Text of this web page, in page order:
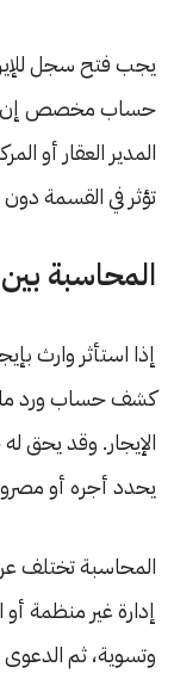
يجب فتح سجل
حساب مخصص إن
المدير العقار أو
تؤثر في القسمة
المحاسبة بين
إذا استأثر وارث
كشف حساب ورد ما
الإيجار. وقد يحق
يحدد أجره أو
المحاسبة تختلف
إدارة غير منظمة
وتسوية، ثم